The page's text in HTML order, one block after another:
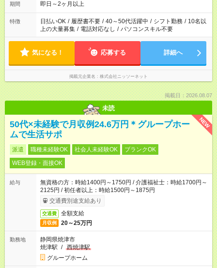
期間 即日～2ヶ月以上
特徴 日払いOK / 履歴書不要 / 40～50代活躍中 / シフト勤務 / 10名以
上の大量募集 / 電話対応なし / パソコンスキル不要
気になる！ 応募する 詳細へ
掲載元企業名 株式会社ニッソーネット
掲載日：2026.08.07
未読
NEW
50代×未経験で月収例24.6万円＊グループホー
ムで生活サポ
派遣 職種未経験OK 社会人未経験OK
ブランクOK
WEB登録・面接OK
給与
無資格の方：時給1400円～1750円 / 介護福祉士：時給1700円～
2125円 / 初任者以上：時給1500円～1875円
交通費別途支給あり
交通費 全額支給
月収例 20～25万円
勤務地
静岡県焼津市
焼津駅 / 西焼津駅
グループホーム